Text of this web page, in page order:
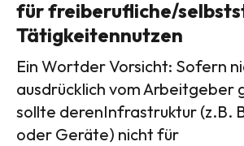
für freiberufliche/
Tätigkeitennutzen
Ein Wortder Vorsicht: Sofern
ausdrücklich vom Arbeitgeber
sollte derenInfrastruktur (z.B.
oder Geräte) nicht für